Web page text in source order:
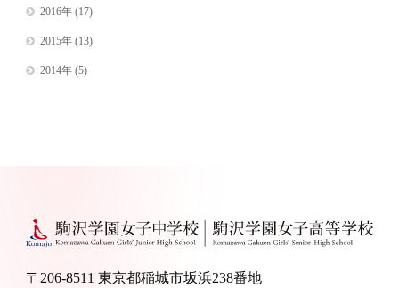
2016年(17)
2015年(13)
2014年(5)
〒206-8511 東京都稲城市坂浜238番地